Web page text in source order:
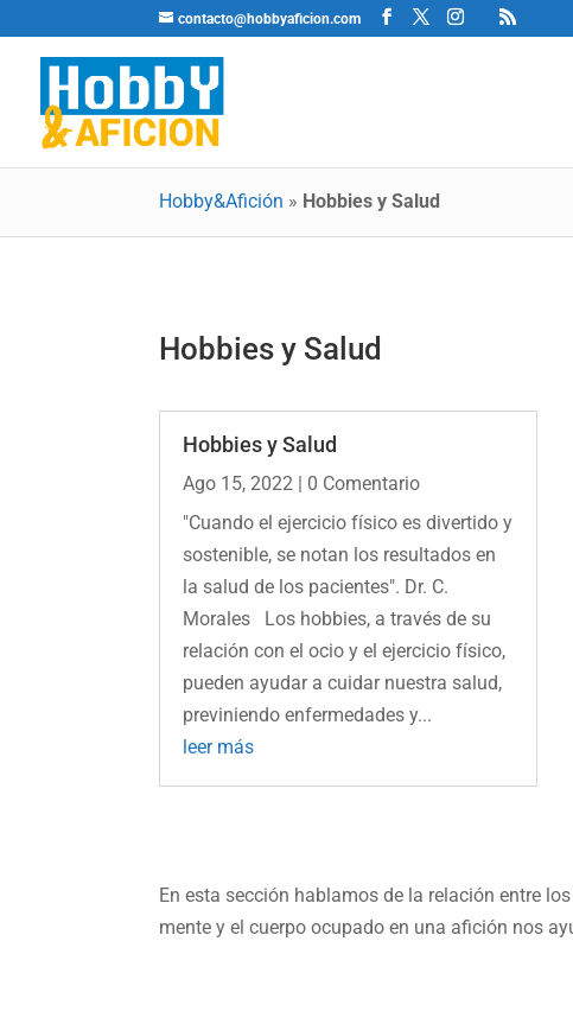
contacto@hobbyaficion.com
Hobby&Afición » Hobbies y Salud
Hobbies y Salud
Hobbies y Salud
Ago 15, 2022 | 0 Comentario
"Cuando el ejercicio físico es divertido y
sostenible, se notan los resultados en
la salud de los pacientes". Dr. C.
Morales Los hobbies, a través de su
relación con el ocio y el ejercicio físico,
pueden ayudar a cuidar nuestra salud,
previniendo enfermedades y...
leer más
En esta sección hablamos de la relación entre
mente y el cuerpo ocupado en una afición nos